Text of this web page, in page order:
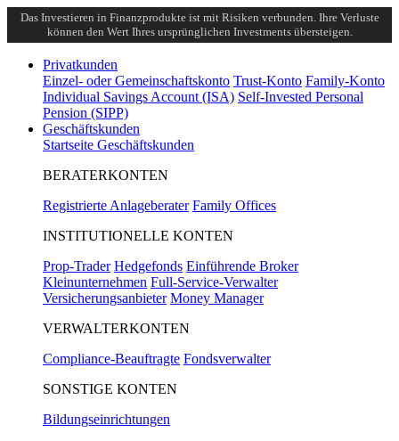
Das Investieren in Finanzprodukte ist mit Risiken verbunden. Ihre Verluste
können den Wert Ihres ursprünglichen Investments übersteigen.
Privatkunden
Einzel- oder Gemeinschaftskonto Trust-Konto Family-Konto
Individual Savings Account (ISA) Self-Invested Personal
Pension (SIPP)
Geschäftskunden
Startseite Geschäftskunden
BERATERKONTEN
Registrierte Anlageberater Family Offices
INSTITUTIONELLE KONTEN
Prop-Trader Hedgefonds Einführende Broker
Kleinunternehmen Full-Service-Verwalter
Versicherungsanbieter Money Manager
VERWALTERKONTEN
Compliance-Beauftragte Fondsverwalter
SONSTIGE KONTEN
Bildungseinrichtungen